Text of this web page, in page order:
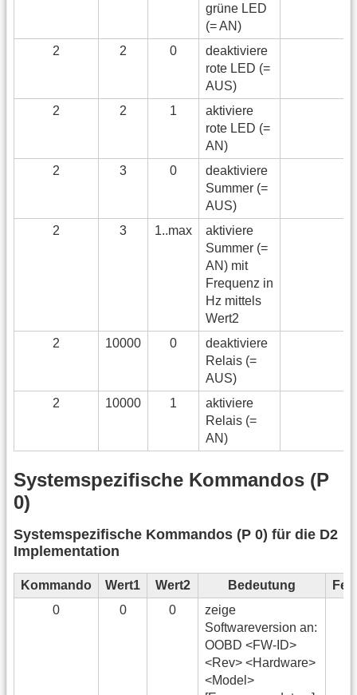
grüne LED
(= AN)
2
2 0
deaktiviere
rote LED (=
AUS)
2
2 1
aktiviere
rote LED (=
AN)
2
3 0
deaktiviere
Summer (=
AUS)
2
3 1..max
aktiviere
Summer (=
AN) mit
Frequenz in
Hz mittels
Wert2
2
10000 0
deaktiviere
Relais (=
AUS)
2
10000 1
aktiviere
Relais (=
AN)
Systemspezifische Kommandos (P
0)
Systemspezifische Kommandos (P 0) für die D2
Implementation
Kommando Wert1 Wert2 Bedeutung
0
0 0
zeige
Softwareversion an:
OOBD <FW-ID>
<Rev> <Hardware>
<Model>